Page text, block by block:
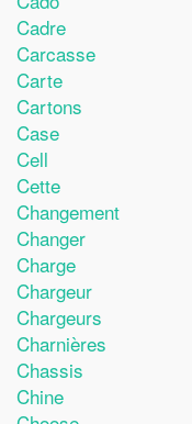
Cadre
Carcasse
Carte
Cartons
Case
Cell
Cette
Changement
Changer
Charge
Chargeur
Chargeurs
Charnières
Chassis
Chine